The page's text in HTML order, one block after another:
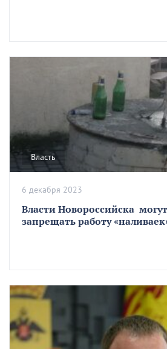
Власть
Власти Новороссийска
запрещать работу
6 декабря 2023